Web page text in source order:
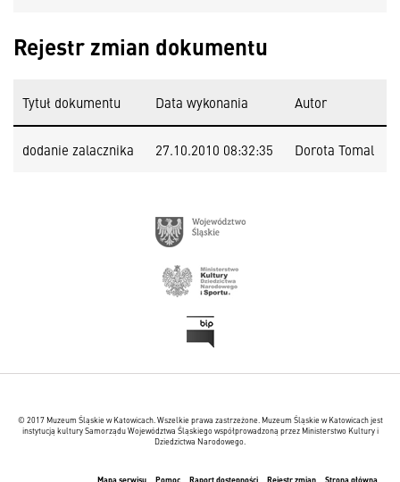
Rejestr zmian dokumentu
Tytuł dokumentu Data wykonania Autor
dodanie zalacznika 27.10.2010 08:32:35 Dorota Tomal
© 2017 Muzeum Śląskie w Katowicach. Wszelkie prawa zastrzeżone. Muzeum Śląskie w Katowicach jest
instytucją kultury Samorządu Województwa Śląskiego współprowadzoną przez Ministerstwo Kultury i
Dziedzictwa Narodowego.